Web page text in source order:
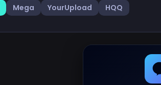
Mega YourUpload HQQ